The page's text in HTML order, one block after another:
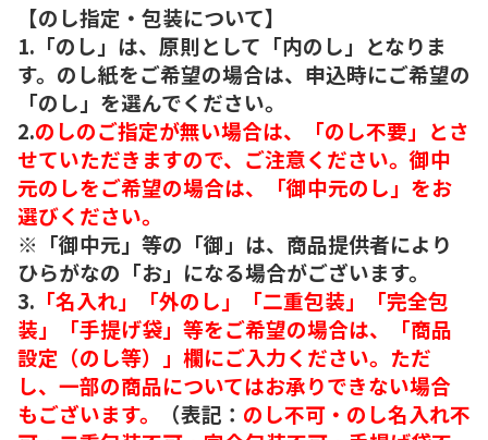
【のし指定・包装について】
1.「のし」は、原則として「内のし」となりま
す。のし紙をご希望の場合は、申込時にご希望の
「のし」を選んでください。
2.のしのご指定が無い場合は、「のし不要」とさ
せていただきますので、ご注意ください。御中
元のしをご希望の場合は、「御中元のし」をお
選びください。
※「御中元」等の「御」は、商品提供者により
ひらがなの「お」になる場合がございます。
3. 「名入れ」「外のし」「二重包装」「完全包
装」「手提げ袋」等をご希望の場合は、「商品
設定（のし等）」欄にご入力ください。ただ
し、一部の商品についてはお承りできない場合
もございます。
（表記： のし不可・のし名入れ不